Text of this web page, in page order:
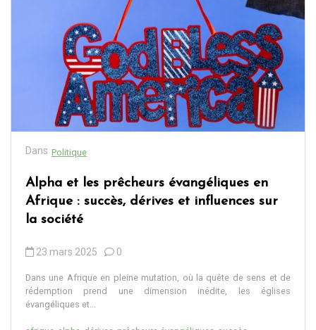
Dans Politique
Alpha et les prêcheurs évangéliques en
Afrique : succès, dérives et influences sur
la société
23 mars 2025 0
Dans une Afrique en pleine mutation, où la quête de sens et de
rédemption prend une dimension inédite, les églises
évangéliques et...